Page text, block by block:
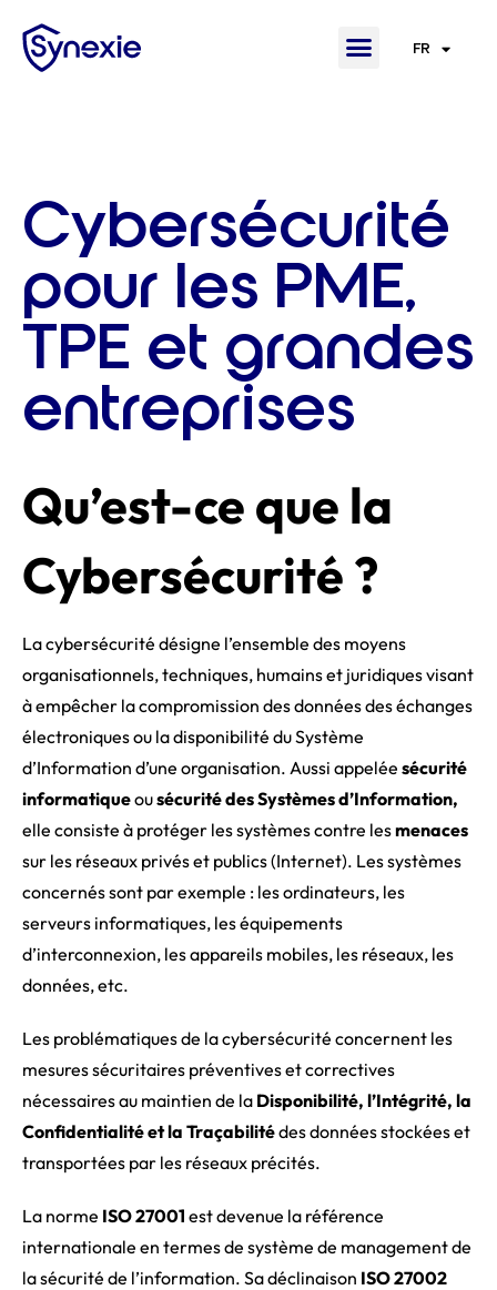
FR
EN
Cybersécurité
pour les PME,
TPE et grandes
entreprises
Qu’est-ce que la
Cybersécurité ?
La cybersécurité désigne l’ensemble des moyens
organisationnels, techniques, humains et juridiques visant
à empêcher la compromission des données des échanges
électroniques ou la disponibilité du Système
d’Information d’une organisation. Aussi appelée sécurité
informatiqueousécurité des Systèmes d’Information,
elle consiste à protéger les systèmes contre lesmenaces
sur les réseaux privés et publics (Internet). Les systèmes
concernés sont par exemple : les ordinateurs, les
serveurs informatiques, les équipements
d’interconnexion, les appareils mobiles, les réseaux, les
données, etc.
Les problématiques de la cybersécurité concernent les
mesures sécuritaires préventives et correctives
nécessaires au maintien de la Disponibilité, l’Intégrité, la
Confidentialité et la Traçabilitédes données stockées et
transportées par les réseaux précités.
La norme ISO 27001 est devenue la référence
internationale en termes de système de management de
la sécurité de l’information. Sa déclinaison ISO 27002